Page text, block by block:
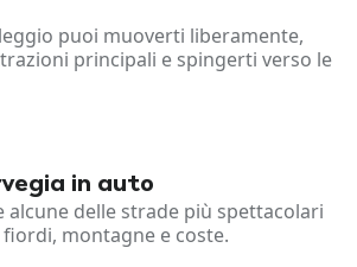
puoi muoverti liberamente,
principali e spingerti verso le
in auto
alcune delle strade più spettacolari
montagne e coste.